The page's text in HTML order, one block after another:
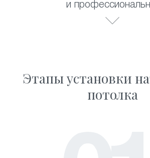
и
Этапы установки
потолка